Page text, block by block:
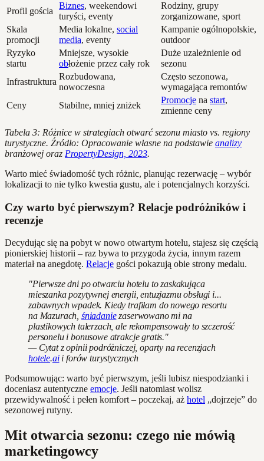
Profil gościa
Biznes, weekendowi
turyści, eventy
Rodziny, grupy
zorganizowane, sport
Skala
promocji
Media lokalne, social
media, eventy
Kampanie ogólnopolskie,
outdoor
Ryzyko
startu
Mniejsze, wysokie
obłożenie przez cały rok
Duże uzależnienie od
sezonu
Infrastruktura
Rozbudowana,
nowoczesna
Często sezonowa,
wymagająca remontów
Ceny
Stabilne, mniej zniżek
Promocje na start,
zmienne ceny
Tabela 3: Różnice w strategiach otwarć sezonu miasto vs. regiony
turystyczne. Źródło: Opracowanie własne na podstawie analizy
branżowej oraz PropertyDesign, 2023.
Warto mieć świadomość tych różnic, planując rezerwację – wybór
lokalizacji to nie tylko kwestia gustu, ale i potencjalnych korzyści.
Czy warto być pierwszym? Relacje podróżników i
recenzje
Decydując się na pobyt w nowo otwartym hotelu, stajesz się częścią
pionierskiej historii – raz bywa to przygoda życia, innym razem
materiał na anegdotę. Relacje gości pokazują obie strony medalu.
"Pierwsze dni po otwarciu hotelu to zaskakująca
mieszanka pozytywnej energii, entuzjazmu obsługi i...
zabawnych wpadek. Kiedy trafiłam do nowego resortu
na Mazurach, śniadaniezaserwowano mi na
plastikowych talerzach, ale rekompensowały to szczerość
personelu i bonusowe atrakcje gratis."
— Cytat z opinii podróżniczej, oparty na recenzjach
hotele.aii forów turystycznych
Podsumowując: warto być pierwszym, jeśli lubisz niespodzianki i
doceniasz autentyczne emocje. Jeśli natomiast wolisz
przewidywalność i pełen komfort – poczekaj, aż hotel „dojrzeje” do
sezonowej rutyny.
Mit otwarcia sezonu: czego nie mówią
marketingowcy